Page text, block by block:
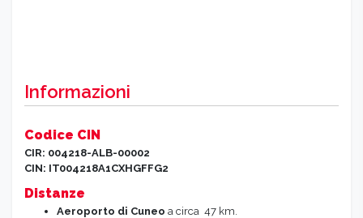
Informazioni
Codice CIN
CIR: 004218-ALB-00002
CIN: IT004218A1CXHGFFG2
Distanze
Aeroporto di Cuneo a circa 47 km.